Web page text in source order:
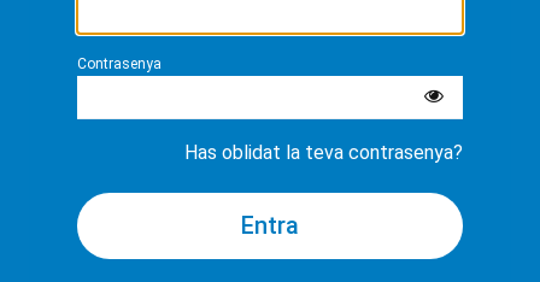
Contrasenya
Has oblidat la teva contrasenya?